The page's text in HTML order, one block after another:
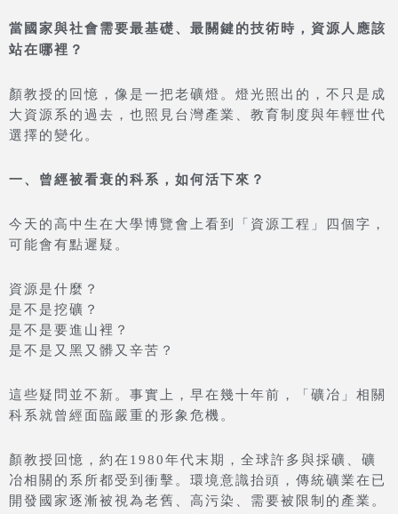
當國家與社會需要最基礎、最關鍵的技術時，資源人應該
站在哪裡？
顏教授的回憶，像是一把老礦燈。燈光照出的，不只是成
大資源系的過去，也照見台灣產業、教育制度與年輕世代
選擇的變化。
一、曾經被看衰的科系，如何活下來？
今天的高中生在大學博覽會上看到「資源工程」四個字，
可能會有點遲疑。
資源是什麼？
是不是挖礦？
是不是要進山裡？
是不是又黑又髒又辛苦？
這些疑問並不新。事實上，早在幾十年前，「礦冶」相關
科系就曾經面臨嚴重的形象危機。
顏教授回憶，約在1980年代末期，全球許多與採礦、礦
冶相關的系所都受到衝擊。環境意識抬頭，傳統礦業在已
開發國家逐漸被視為老舊、高污染、需要被限制的產業。